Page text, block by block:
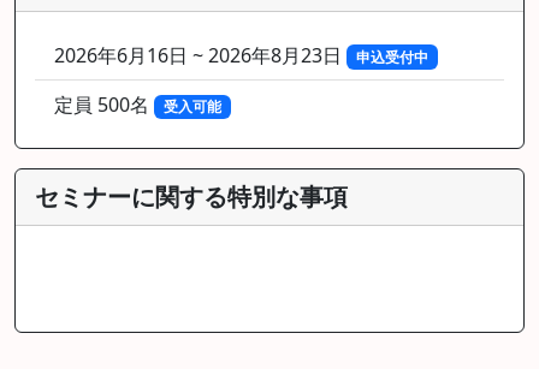
2026年6月16日 ~ 2026年8月23日 申込受付中
定員 500名 受入可能
セミナーに関する特別な事項